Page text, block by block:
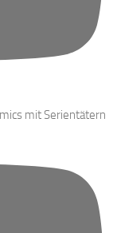
mit Serientätern